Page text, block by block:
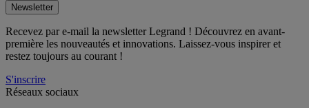
Newsletter
Recevez par e-mail la newsletter Legrand ! Découvrez en avant-
première les nouveautés et innovations. Laissez-vous inspirer et
restez toujours au courant !
S'inscrire
Réseaux sociaux